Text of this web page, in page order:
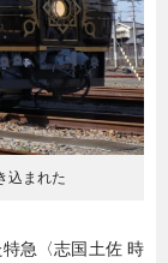
込まれた
急〈志国土佐 時